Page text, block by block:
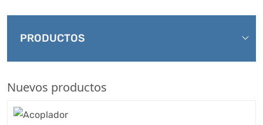
PRODUCTOS
Nuevos productos